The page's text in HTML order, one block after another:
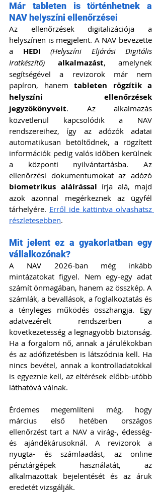
Már tableten is történhetnek a
NAV helyszíni ellenőrzései
Az ellenőrzések digitalizációja a
helyszínen is megjelent. A NAV bevezette
a HEDI (Helyszíni Eljárási Digitális
Iratkészítő) alkalmazást, amelynek
segítségével a revizorok már nem
papíron, hanem tableten rögzítik a
helyszíni ellenőrzések
jegyzőkönyveit. Az alkalmazás
közvetlenül kapcsolódik a NAV
rendszereihez, így az adózók adatai
automatikusan betöltődnek, a rögzített
információk pedig valós időben kerülnek
a központi nyilvántartásba. Az
biometrikus aláírással írja alá, majd
azok azonnal megérkeznek az ügyfél
tárhelyére. Erről ide kattintva olvashatsz
részletesebben.
Mit jelent ez a gyakorlatban egy
vállalkozónak?
A NAV 2026-ban még inkább
mintázatokat figyel. Nem egy-egy adat
számít önmagában, hanem az összkép. A
számlák, a bevallások, a foglalkoztatás és
a tényleges működés összhangja. Egy
adatvezérelt rendszerben a
következetesség a legnagyobb biztonság.
Ha a forgalom nő, annak a járulékokban
és az adófizetésben is látszódnia kell. Ha
nincs bevétel, annak a kontrolladatokkal
is egyeznie kell, az eltérések előbb-utóbb
láthatóvá válnak.
Érdemes megemlíteni még, hogy
március első hetében országos
ellenőrzést tart a NAV a virág-, édesség-
és ajándékárusoknál. A revizorok a
nyugta- és számlaadást, az online
pénztárgépek használatát, az
alkalmazottak bejelentését és az áruk
eredetét vizsgálják.